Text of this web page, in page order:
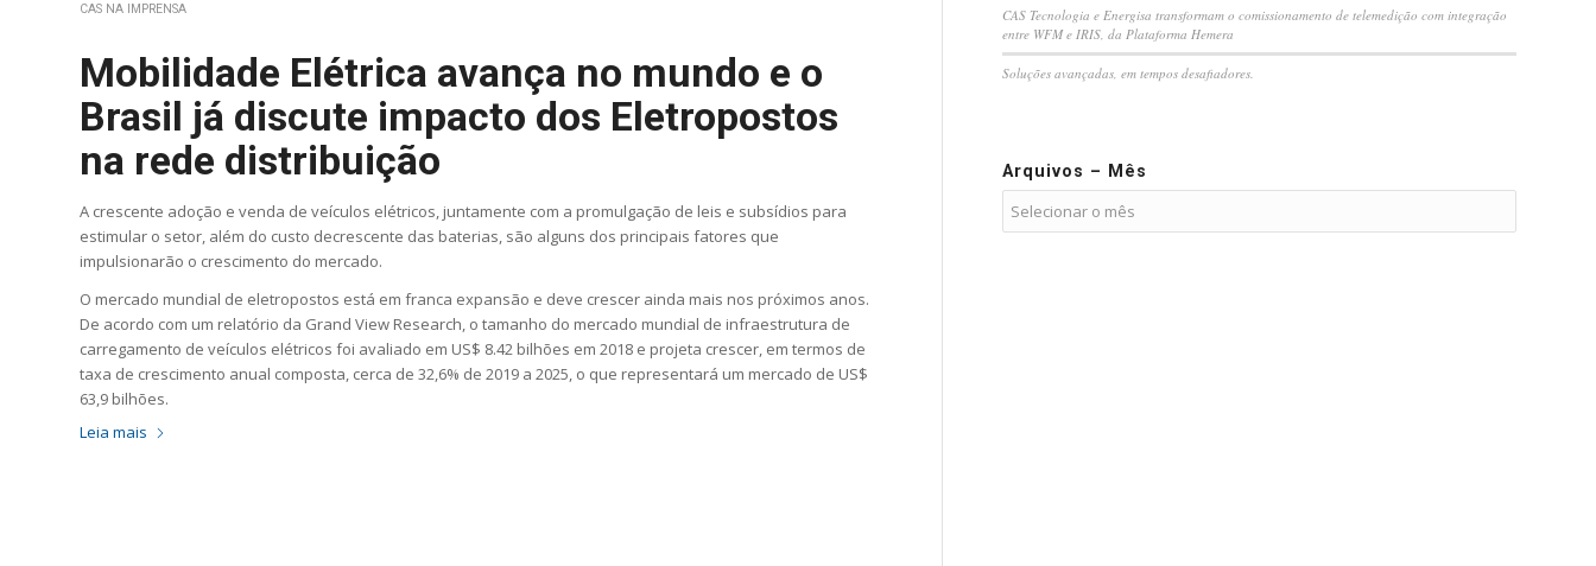
CAS NA IMPRENSA
Mobilidade Elétrica avança no mundo e o
Brasil já discute impacto dos Eletropostos
na rede distribuição
A crescente adoção e venda de veículos elétricos, juntamente com a promulgação de leis e subsídios para
estimular o setor, além do custo decrescente das baterias, são alguns dos principais fatores que
impulsionarão o crescimento do mercado.
O mercado mundial de eletropostos está em franca expansão e deve crescer ainda mais nos próximos anos.
De acordo com um relatório da Grand View Research, o tamanho do mercado mundial de infraestrutura de
carregamento de veículos elétricos foi avaliado em US$ 8.42 bilhões em 2018 e projeta crescer, em termos de
taxa de crescimento anual composta, cerca de 32,6% de 2019 a 2025, o que representará um mercado de US$
63,9 bilhões.
Leia mais
CAS Tecnologia e Energisa transformam o comissionamento de telemedição com integração
entre WFM e IRIS, da Plataforma Hemera
Soluções avançadas, em tempos desafiadores.
Arquivos – Mês